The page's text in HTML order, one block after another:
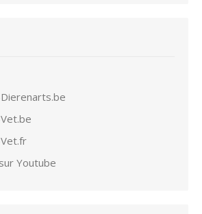
Youtube